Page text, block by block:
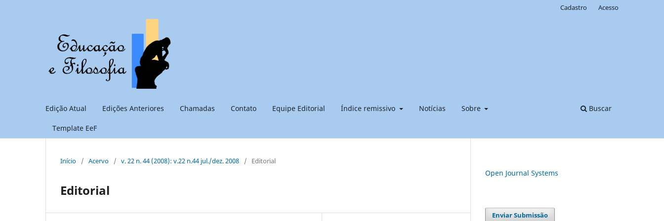
Edição Atual Edições Anteriores Chamadas Contato Equipe Editorial Índice remissivo Notícias Sobre
Template EeF
Buscar
Cadastro Acesso
Início / Acervo / v. 22 n. 44 (2008): v.22 n.44 jul./dez. 2008 / Editorial
Editorial
Open Journal Systems
Enviar Submissão